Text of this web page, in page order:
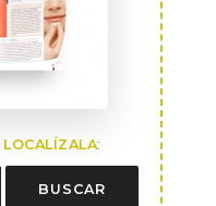
LOCALÍZALA:
BUSCAR